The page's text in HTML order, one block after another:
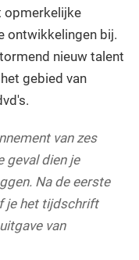
opmerkelijke
ontwikkelingen bij.
nieuw talent
gebied van
van zes
geval dien je
Na de eerste
je het tijdschrift
van